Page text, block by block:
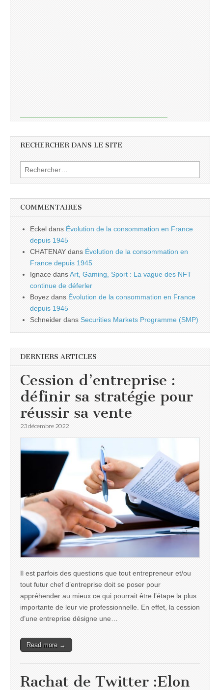
RECHERCHER DANS LE SITE
Rechercher :
COMMENTAIRES
Eckel dans Évolution de la consommation en France
depuis 1945
CHATENAY dans Évolution de la consommation en
France depuis 1945
Ignace dansArt, Gaming, Sport : La vague des NFT
continue de déferler
Boyez dans Évolution de la consommation en France
depuis 1945
Schneider dans Securities Markets Programme (SMP)
DERNIERS ARTICLES
Cession d’entreprise :
définir sa stratégie pour
réussir sa vente
23 décembre 2022
Il est parfois des questions que tout entrepreneur et/ou
tout futur chef d’entreprise doit se poser pour
appréhender au mieux ce qui pourrait être l’étape la plus
importante de leur vie professionnelle. En effet, la cession
d’une entreprise désigne une…
Read more →
Rachat de Twitter :Elon